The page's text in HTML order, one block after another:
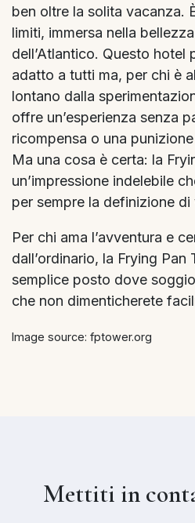
ben oltre la solita vacanza.
limiti, immersa nella
dell’Atlantico. Questo hotel
adatto a tutti ma, per chi è
lontano dalla
offre un’esperienza senza
ricompensa o una
Ma una cosa è certa: la
un’impressione indelebile
per sempre la definizione di
Per chi ama l’avventura e
dall’ordinario, la Frying Pan
semplice posto dove
che non dimenticherete
Image source: fptower.org
Mettiti in